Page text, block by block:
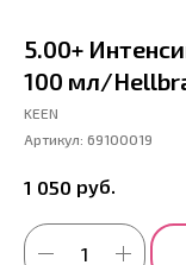
5.00+
100 мл/
KEEN
Артикул: 69100019
1 050 руб.